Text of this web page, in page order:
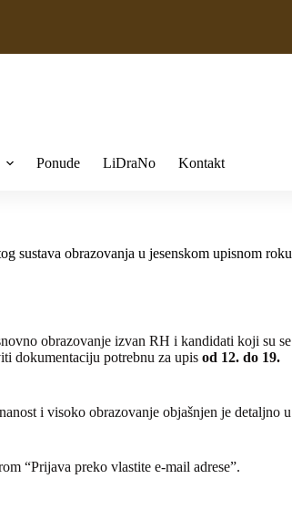
Ponude LiDraNo Kontakt
sustava obrazovanja u jesenskom upisnom roku
obrazovanje izvan RH i kandidati koji su se
dokumentaciju potrebnu za upis od 12. do 19.
i visoko obrazovanje objašnjen je detaljno u
“Prijava preko vlastite e-mail adrese”.